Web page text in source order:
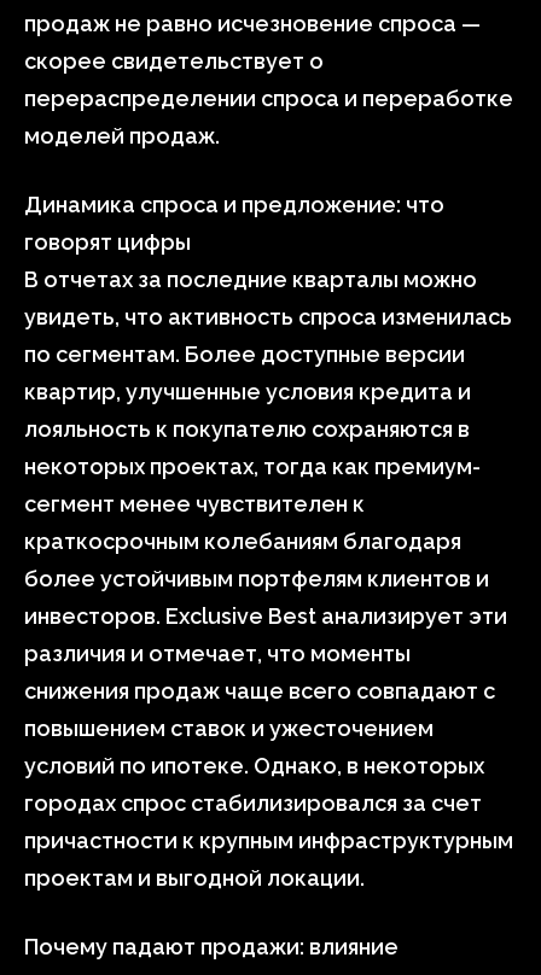
продаж не равно исчезновение спроса —
скорее свидетельствует о
перераспределении спроса и переработке
моделей продаж.
Динамика спроса и предложение: что
говорят цифры
В отчетах за последние кварталы можно
увидеть, что активность спроса изменилась
по сегментам. Более доступные версии
квартир, улучшенные условия кредита и
лояльность к покупателю сохраняются в
некоторых проектах, тогда как премиум-
сегмент менее чувствителен к
краткосрочным колебаниям благодаря
более устойчивым портфелям клиентов и
инвесторов. Exclusive Best анализирует эти
различия и отмечает, что моменты
снижения продаж чаще всего совпадают с
повышением ставок и ужесточением
условий по ипотеке. Однако, в некоторых
городах спрос стабилизировался за счет
причастности к крупным инфраструктурным
проектам и выгодной локации.
Почему падают продажи: влияние